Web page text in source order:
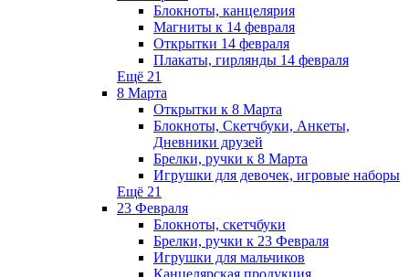
Блокноты, канцелярия
Магниты к 14 февраля
Открытки 14 февраля
Плакаты, гирлянды 14 февраля
Ещё 21
8 Марта
Открытки к 8 Марта
Блокноты, Скетчбуки, Анкеты,
Дневники друзей
Брелки, ручки к 8 Марта
Игрушки для девочек, игровые наборы
Ещё 21
23 Февраля
Блокноты, скетчбуки
Брелки, ручки к 23 Февраля
Игрушки для мальчиков
Канцелярская продукция